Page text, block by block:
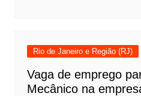
Rio de Janeiro e Região (RJ)
Vaga de emprego
Mecânico na